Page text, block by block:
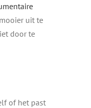
uit te
door te
of het past